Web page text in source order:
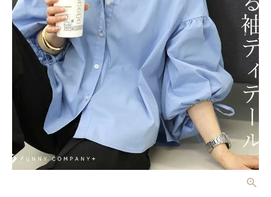
ACCOUNT MENU
ようこそ ゲスト 様
ログイン
袖リボン前開
きシャツブラ